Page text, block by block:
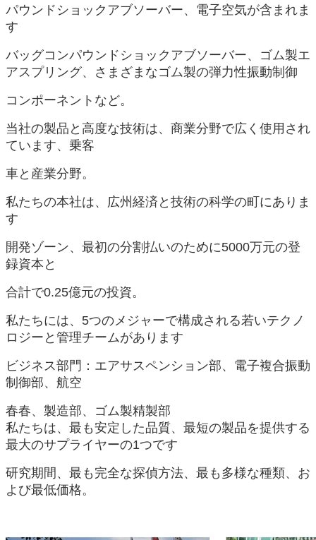
パウンドショックアブソーバー、電子空気が含まれま
す
バッグコンパウンドショックアブソーバー、ゴム製エ
アスプリング、さまざまなゴム製の弾力性振動制御
コンポーネントなど。
当社の製品と高度な技術は、商業分野で広く使用され
ています、乗客
車と産業分野。
私たちの本社は、広州経済と技術の科学の町にありま
す
開発ゾーン、最初の分割払いのために5000万元の登
録資本と
合計で0.25億元の投資。
私たちには、5つのメジャーで構成される若いテクノ
ロジーと管理チームがあります
ビジネス部門：エアサスペンション部、電子複合振動
制御部、航空
春春、製造部、ゴム製精製部
私たちは、最も安定した品質、最短の製品を提供する
最大のサプライヤーの1つです
研究期間、最も完全な探偵方法、最も多様な種類、お
よび最低価格。